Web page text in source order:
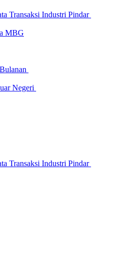
Transaksi Industri Pindar
MBG
Negeri
Transaksi Industri Pindar